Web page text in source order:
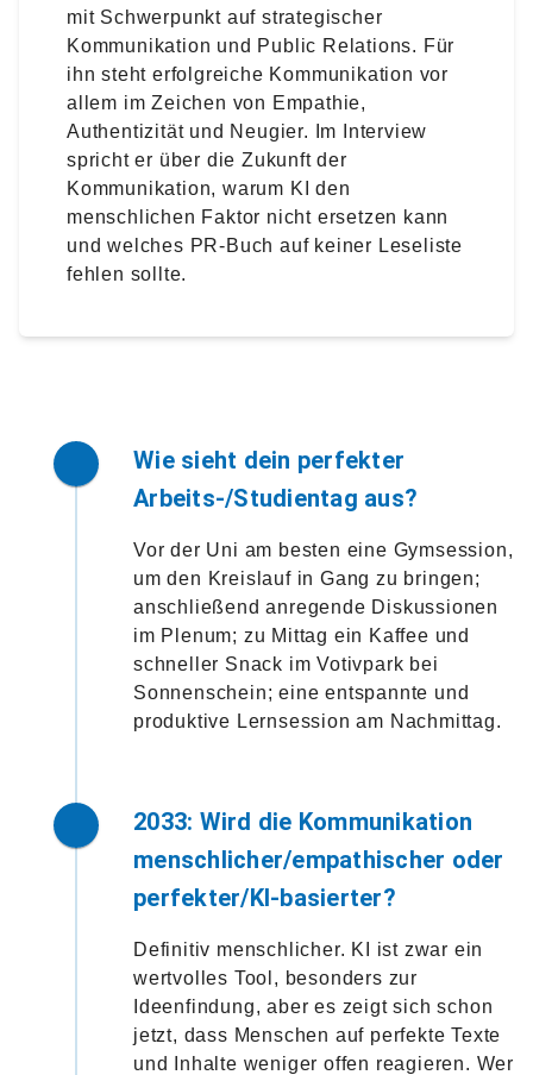
mit Schwerpunkt auf strategischer
Kommunikation und Public Relations. Für
ihn steht erfolgreiche Kommunikation vor
allem im Zeichen von Empathie,
Authentizität und Neugier. Im Interview
spricht er über die Zukunft der
Kommunikation, warum KI den
menschlichen Faktor nicht ersetzen kann
und welches PR-Buch auf keiner Leseliste
fehlen sollte.
Wie sieht dein perfekter
Arbeits-/Studientag aus?
Vor der Uni am besten eine Gymsession,
um den Kreislauf in Gang zu bringen;
anschließend anregende Diskussionen
im Plenum; zu Mittag ein Kaffee und
schneller Snack im Votivpark bei
Sonnenschein; eine entspannte und
produktive Lernsession am Nachmittag.
2033: Wird die Kommunikation
menschlicher/empathischer oder
perfekter/KI-basierter?
Definitiv menschlicher. KI ist zwar ein
wertvolles Tool, besonders zur
Ideenfindung, aber es zeigt sich schon
jetzt, dass Menschen auf perfekte Texte
und Inhalte weniger offen reagieren. Wer